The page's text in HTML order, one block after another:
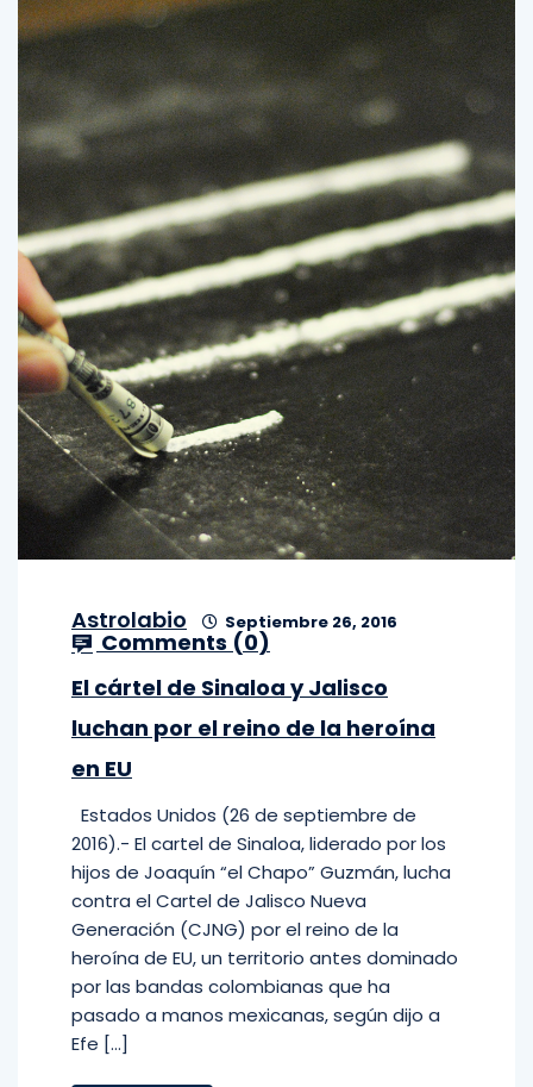
Astrolabio Septiembre 26, 2016
Comments (0)
El cártel de Sinaloa y Jalisco
luchan por el reino de la heroína
en EU
Estados Unidos (26 de septiembre de
2016).- El cartel de Sinaloa, liderado por los
hijos de Joaquín “el Chapo” Guzmán, lucha
contra el Cartel de Jalisco Nueva
Generación (CJNG) por el reino de la
heroína de EU, un territorio antes dominado
por las bandas colombianas que ha
pasado a manos mexicanas, según dijo a
Efe […]